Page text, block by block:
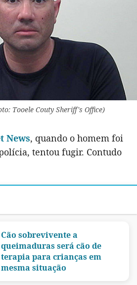
Tooele Couty Sheriff's Office)
News, quando o homem foi
tentou fugir. Contudo
Cão sobrevivente a
queimaduras será cão de
terapia para crianças em
mesma situação